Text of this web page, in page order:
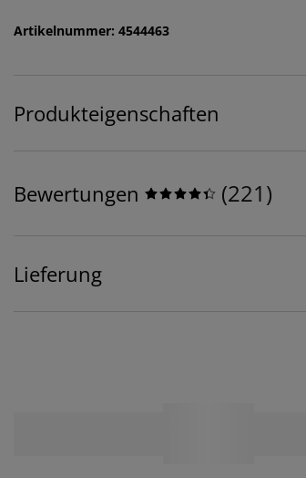
Artikelnummer: 4544463
Produkteigenschaften
Bewertungen (221)
Lieferung